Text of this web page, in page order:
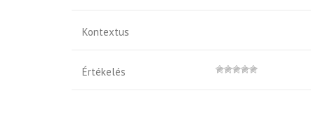
Kontextus
Értékelés